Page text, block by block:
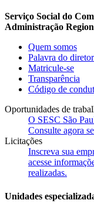
Serviço Social do
Administração
Quem somos
Palavra do diretor
Matricule-se
Transparência
Código de
Oportunidades de
O SESC São
Consulte agora
Licitações
Inscreva sua
acesse
realizadas.
Unidades